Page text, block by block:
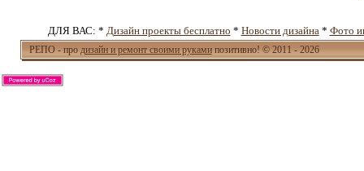
ДЛЯ ВАС: * Дизайн проекты бесплатно * Новости дизайна * Фото
РЕПО - про дизайн и ремонт своими рукамипозитивно! © 2011 - 2026